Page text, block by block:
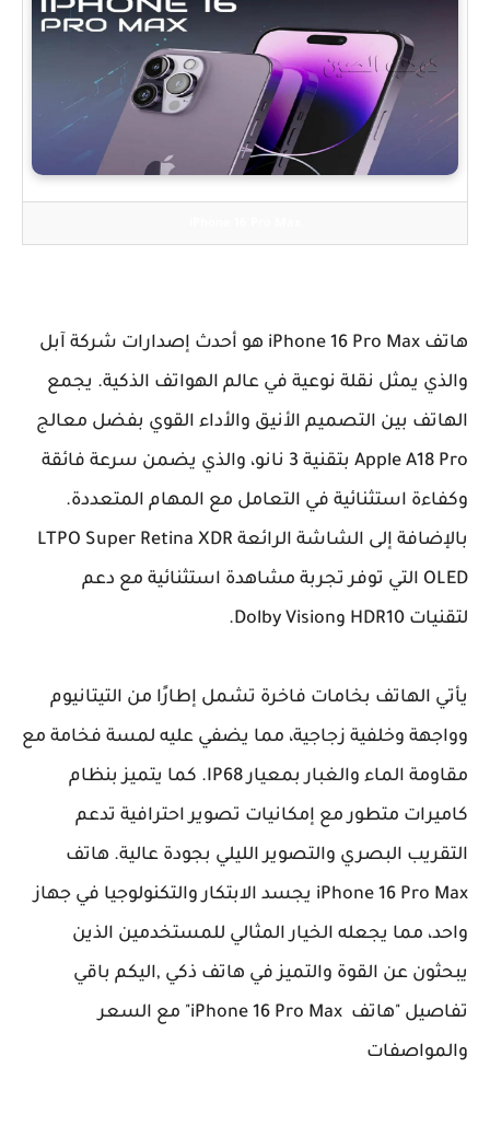
هاتف iPhone 16 Pro Max هو أحدث إصدارات شركة آبل
والذي يمثل نقلة نوعية في عالم الهواتف الذكية. يجمع
الهاتف بين التصميم الأنيق والأداء القوي بفضل معالج
Apple A18 Pro بتقنية 3 نانو، والذي يضمن سرعة فائقة
وكفاءة استثنائية في التعامل مع المهام المتعددة.
بالإضافة إلى الشاشة الرائعة LTPO Super Retina XDR
OLED التي توفر تجربة مشاهدة استثنائية مع دعم
لتقنيات HDR10 وDolby Vision.
يأتي الهاتف بخامات فاخرة تشمل إطارًا من التيتانيوم
وواجهة وخلفية زجاجية، مما يضفي عليه لمسة فخامة مع
مقاومة الماء والغبار بمعيار IP68. كما يتميز بنظام
كاميرات متطور مع إمكانيات تصوير احترافية تدعم
التقريب البصري والتصوير الليلي بجودة عالية. هاتف
iPhone 16 Pro Max يجسد الابتكار والتكنولوجيا في جهاز
واحد، مما يجعله الخيار المثالي للمستخدمين الذين
يبحثون عن القوة والتميز في هاتف ذكي ,اليكم باقي
تفاصيل "هاتف iPhone 16 Pro Max" مع السعر
والمواصفات